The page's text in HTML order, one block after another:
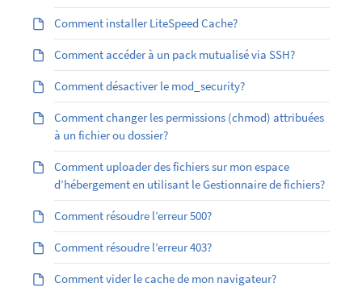
Comment installer LiteSpeed Cache?
Comment accéder à un pack mutualisé via SSH?
Comment désactiver le mod_security?
Comment changer les permissions (chmod) attribuées
à un fichier ou dossier?
Comment uploader des fichiers sur mon espace
d’hébergement en utilisant le Gestionnaire de fichiers?
Comment résoudre l’erreur 500?
Comment résoudre l’erreur 403?
Comment vider le cache de mon navigateur?